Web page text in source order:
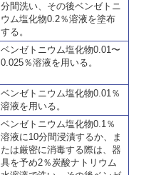
分間洗い、その後ベンゼトニ
ウム塩化物0.2％溶液を塗布
する。
ベンゼトニウム塩化物0.01〜
0.025％溶液を用いる。
ベンゼトニウム塩化物0.01％
溶液を用いる。
ベンゼトニウム塩化物0.1％
溶液に10分間浸漬するか、ま
たは厳密に消毒する際は、器
具を予め2％炭酸ナトリウム